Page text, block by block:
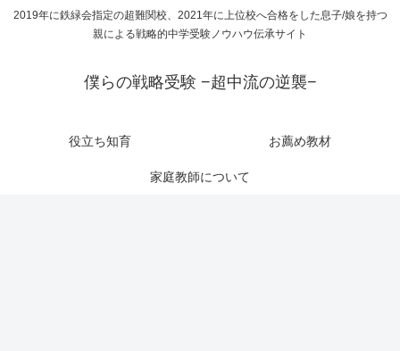
2019年に鉄緑会指定の超難関校、2021年に上位校へ合格をした息子/娘を持つ
親による戦略的中学受験ノウハウ伝承サイト
僕らの戦略受験 −超中流の逆襲−
役立ち知育 お薦め教材
家庭教師について